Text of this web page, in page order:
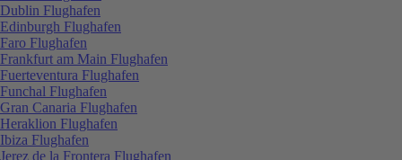
Dublin Flughafen
Edinburgh Flughafen
Faro Flughafen
Frankfurt am Main Flughafen
Fuerteventura Flughafen
Funchal Flughafen
Gran Canaria Flughafen
Heraklion Flughafen
Ibiza Flughafen
Jerez de la Frontera Flughafen